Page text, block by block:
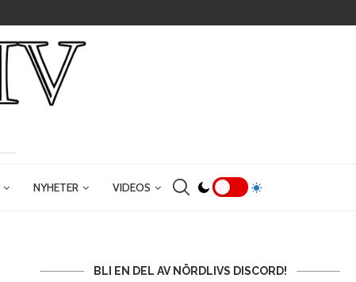
NYHETER VIDEOS
BLI EN DEL AV NÖRDLIVS DISCORD!